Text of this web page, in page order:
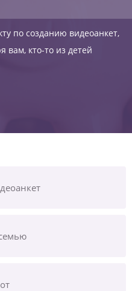
по созданию видеоанкет,
вам, кто-то из детей